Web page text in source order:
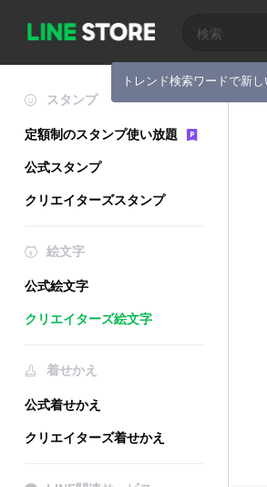
トレンド検索ワードで新
スタンプ
定額制のスタンプ使い放題
公式スタンプ
クリエイターズスタンプ
絵文字
公式絵文字
クリエイターズ絵文字
着せかえ
公式着せかえ
クリエイターズ着せかえ